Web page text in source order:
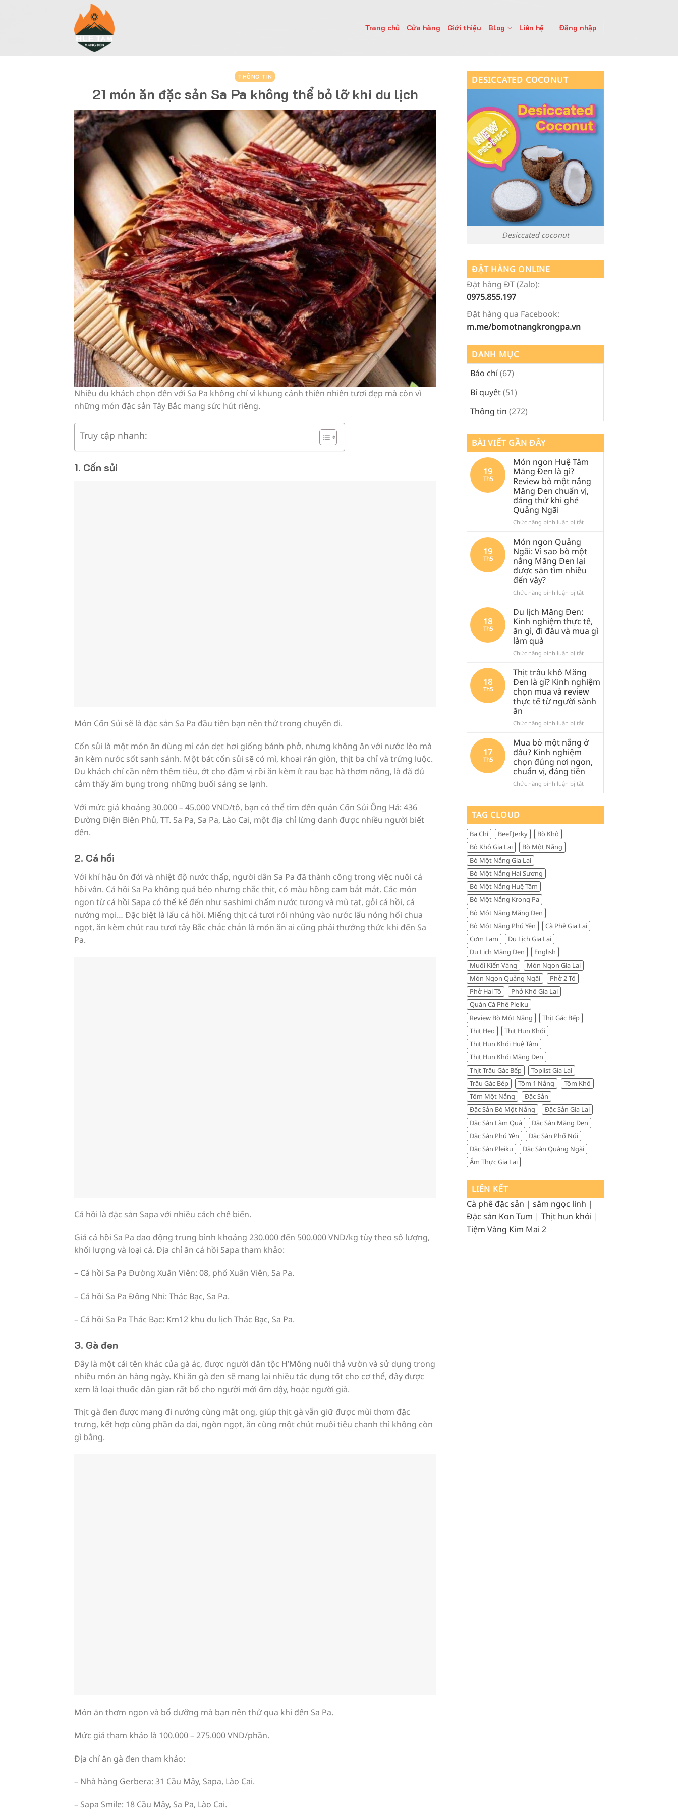
Trang chủ Cửa hàng Giới thiệu Blog Liên hệ Đăng nhập
THÔNG TIN
21 món ăn đặc sản Sa Pa không thể bỏ lỡ khi du lịch
Nhiều du khách chọn đến với Sa Pa không chỉ vì khung cảnh thiên nhiên tươi đẹp mà còn vì
những món đặc sản Tây Bắc mang sức hút riêng.
Truy cập nhanh:
1. Cốn sủi
Món Cốn Sủi sẽ là đặc sản Sa Pa đầu tiên bạn nên thử trong chuyến đi.
Cốn sủi là một món ăn dùng mì cán dẹt hơi giống bánh phở, nhưng không ăn với nước lèo mà
ăn kèm nước sốt sanh sánh. Một bát cốn sủi sẽ có mì, khoai rán giòn, thịt ba chỉ và trứng luộc.
Du khách chỉ cần nêm thêm tiêu, ớt cho đậm vị rồi ăn kèm ít rau bạc hà thơm nồng, là đã đủ
cảm thấy ấm bụng trong những buổi sáng se lạnh.
Với mức giá khoảng 30.000 – 45.000 VND/tô, bạn có thể tìm đến quán Cốn Sủi Ông Há: 436
Đường Điện Biên Phủ, TT. Sa Pa, Sa Pa, Lào Cai, một địa chỉ lừng danh được nhiều người biết
đến.
2. Cá hồi
Với khí hậu ôn đới và nhiệt độ nước thấp, người dân Sa Pa đã thành công trong việc nuôi cá
hồi vân. Cá hồi Sa Pa không quá béo nhưng chắc thịt, có màu hồng cam bắt mắt. Các món
ngon từ cá hồi Sapa có thể kể đến như sashimi chấm nước tương và mù tạt, gỏi cá hồi, cá
nướng mọi… Đặc biệt là lẩu cá hồi. Miếng thịt cá tươi rói nhúng vào nước lẩu nóng hổi chua
ngọt, ăn kèm chút rau tươi tây Bắc chắc chắn là món ăn ai cũng phải thưởng thức khi đến Sa
Pa.
Cá hồi là đặc sản Sapa với nhiều cách chế biến.
Giá cá hồi Sa Pa dao động trung bình khoảng 230.000 đến 500.000 VND/kg tùy theo số lượng,
khối lượng và loại cá. Địa chỉ ăn cá hồi Sapa tham khảo:
– Cá hồi Sa Pa Đường Xuân Viên: 08, phố Xuân Viên, Sa Pa.
– Cá hồi Sa Pa Đông Nhi: Thác Bạc, Sa Pa.
– Cá hồi Sa Pa Thác Bạc: Km12 khu du lịch Thác Bạc, Sa Pa.
3. Gà đen
Đây là một cái tên khác của gà ác, được người dân tộc H’Mông nuôi thả vườn và sử dụng trong
nhiều món ăn hàng ngày. Khi ăn gà đen sẽ mang lại nhiều tác dụng tốt cho cơ thể, đây được
xem là loại thuốc dân gian rất bổ cho người mới ốm dậy, hoặc người già.
Thịt gà đen được mang đi nướng cùng mật ong, giúp thịt gà vẫn giữ được mùi thơm đặc
trưng, kết hợp cùng phần da dai, ngòn ngọt, ăn cùng một chút muối tiêu chanh thì không còn
gì bằng.
Món ăn thơm ngon và bổ dưỡng mà bạn nên thử qua khi đến Sa Pa.
Mức giá tham khảo là 100.000 – 275.000 VND/phần.
Địa chỉ ăn gà đen tham khảo:
– Nhà hàng Gerbera: 31 Cầu Mây, Sapa, Lào Cai.
– Sapa Smile: 18 Cầu Mây, Sa Pa, Lào Cai.
DESICCATED COCONUT
Desiccated coconut
ĐẶT HÀNG ONLINE
Đặt hàng ĐT (Zalo):
0975.855.197
Đặt hàng qua Facebook:
m.me/bomotnangkrongpa.vn
DANH MỤC
Báo chí(67)
Bí quyết(51)
Thông tin (272)
BÀI VIẾT GẦN ĐÂY
19
Th5
Món ngon Huệ Tâm
Măng Đen là gì?
Review bò một nắng
Măng Đen chuẩn vị,
đáng thử khi ghé
Quảng Ngãi
Chức năng bình luận bị tắtở
Huệ
Tâm
Măng
Đen
gì?
một
nắng
Măng
chuẩn
thử
khi
ghé
Quảng
19
Th5
Món ngon Quảng
Ngãi: Vì sao bò một
nắng Măng Đen lại
được săn tìm nhiều
đến vậy?
Chức năng bình luận bị tắtở
Quảng
Ngãi:
Vì
bò
nắng
Măng
Đen
lại
được
tìm
đến
vậy?
18
Th5
Du lịch Măng Đen:
Kinh nghiệm thực tế,
ăn gì, đi đâu và mua gì
làm quà
Chức năng bình luận bị tắtở
lịch
Măng
Đen:
Kinh
nghiệm
tế,
gì,
đi
và
mua
gì
18
Th5
Thịt trâu khô Măng
Đen là gì? Kinh nghiệm
chọn mua và review
thực tế từ người sành
ăn
Chức năng bình luận bị tắtở
trâu
khô
Đen
là
gì?
Kinh
và
17
Th5
Mua bò một nắng ở
đâu? Kinh nghiệm
chọn đúng nơi ngon,
chuẩn vị, đáng tiền
Chức năng bình luận bị tắtở
Mua
ở
tiền
TAG CLOUD
Ba Chỉ Beef Jerky
Bò Khô
Bò Khô Gia Lai
Bò Một Nắng
Bò Một Nắng Gia Lai
Bò Một Nắng Hai Sương
Bò Một Nắng Huệ Tâm
Bò Một Nắng Krong Pa
Bò Một Nắng Măng Đen
Bò Một Nắng Phú Yên
Cà Phê Gia Lai
Cơm Lam
Du Lịch Gia Lai
Du Lịch Măng Đen
English
Muối Kiến Vàng
Món Ngon Gia Lai
Món Ngon Quảng Ngãi
Phở 2 Tô
Phở Hai Tô
Phở Khô Gia Lai
Quán Cà Phê Pleiku
Review Bò Một Nắng
Thịt Gác Bếp
Thịt Heo
Thịt Hun Khói
Thịt Hun Khói Huệ Tâm
Thịt Hun Khói Măng Đen
Thịt Trâu Gác Bếp
Toplist Gia Lai
Trâu Gác Bếp
Tôm 1 Nắng
Tôm Khô
Tôm Một Nắng
Đặc Sản
Đặc Sản Bò Một Nắng
Đặc Sản Gia Lai
Đặc Sản Làm Quà
Đặc Sản Măng Đen
Đặc Sản Phú Yên
Đặc Sản Phố Núi
Đặc Sản Pleiku
Đặc Sản Quảng Ngãi
Ẩm Thực Gia Lai
LIÊN KẾT
Cà phê đặc sản | sâm ngọc linh |
Đặc sản Kon Tum | Thịt hun khói |
Tiệm Vàng Kim Mai 2